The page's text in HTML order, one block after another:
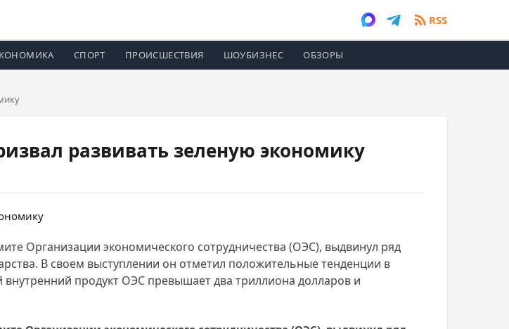
RSS
СПОРТ ПРОИСШЕСТВИЯ ШОУБИЗНЕС ОБЗОРЫ
развивать зеленую экономику
Организации экономического сотрудничества (ОЭС), выдвинул ряд
В своем выступлении он отметил положительные тенденции в
продукт ОЭС превышает два триллиона долларов и